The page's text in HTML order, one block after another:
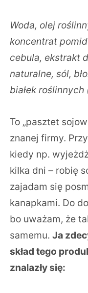
Woda, olej
koncentrat
cebula, ekstrakt
naturalne, sól,
białek
To „pasztet
znanej firmy.
kiedy np.
kilka dni – robię
zajadam się
kanapkami. Do
bo uważam, że
samemu. Ja
skład tego
znalazły się: